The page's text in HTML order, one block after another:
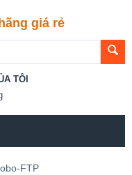
giá rẻ
TÔI
FTP